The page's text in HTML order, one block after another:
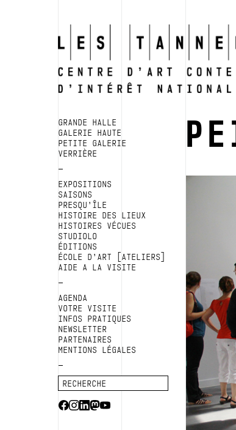
GRANDE HALLE
GALERIE HAUTE
PETITE GALERIE
VERRIÈRE
EXPOSITIONS
SAISONS
PRESQU’ÎLE
HISTOIRE DES LIEUX
HISTOIRES VÉCUES
STUDIOLO
ÉDITIONS
ÉCOLE D’ART [ATELIERS]
AIDE A LA VISITE
AGENDA
VOTRE VISITE
INFOS PRATIQUES
NEWSLETTER
PARTENAIRES
MENTIONS LÉGALES